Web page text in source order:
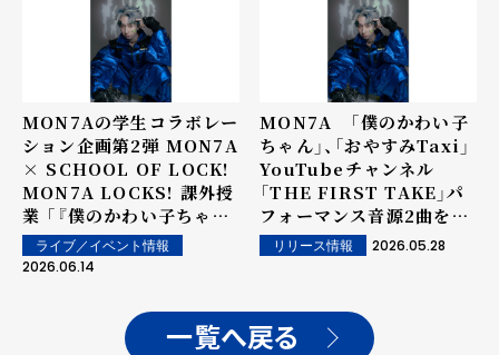
MON7Aの学生コラボレー
ション企画第2弾 MON7A
× SCHOOL OF LOCK!
MON7A LOCKS! 課外授
業 「『僕のかわい子ちゃ
ん』吹奏楽部コラボ〜オレ
とみんなでアンサンブル
校吹奏楽部を対象に募集ス
ライブ／イベント情報
2026.06.14
MON7A 「僕のかわい子
ちゃん」、「おやすみTaxi」
YouTubeチャンネル
「THE FIRST TAKE」パ
フォーマンス音源2曲を6
月7日(日)配信リリース決
定！
リリース情報 2026.05.28
一覧へ戻る